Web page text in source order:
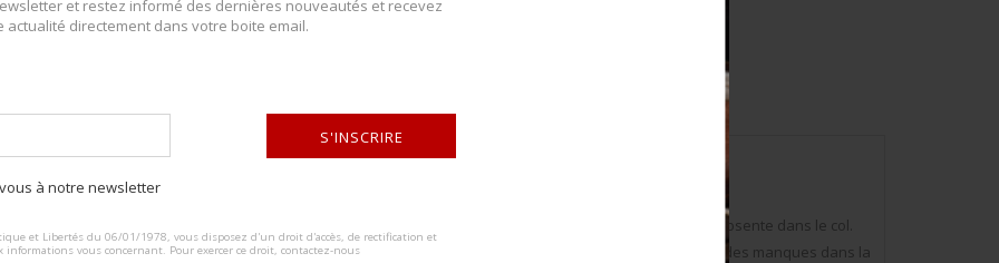
et restez informé des dernières nouveautés et recevez
actualité directement dans votre boite email.
à notre newsletter
S'INSCRIRE
et Libertés du 06/01/1978, vous disposez d'un droit d'accès, de rectification et
informations vous concernant. Pour exercer ce droit, contactez-nous
DESCRIPTION DU LOT
Doublure de veste US. En fausse fourrure et drap kaki. Les boutons pressions sont présents. Etiquette absente dans le col.
Capuche complète. Sans marquages visibles. A noter une certaine usure et patine de la pièce, ainsi que des manques dans la